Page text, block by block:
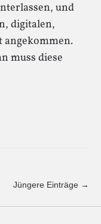
und
digitalen,
angekommen.
muss diese
Jüngere Einträge →